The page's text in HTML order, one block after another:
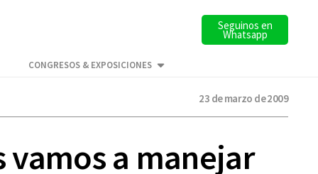
Seguinos en
Whatsapp
CONGRESOS & EXPOSICIONES
23 de marzo de 2009
vamos a manejar